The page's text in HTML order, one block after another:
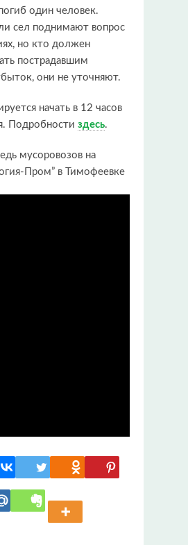
один человек.
сел поднимают вопрос
но кто должен
пострадавшим
они не уточняют.
начать в 12 часов
Подробности здесь.
мусоровозов на
Пром” в Тимофеевке